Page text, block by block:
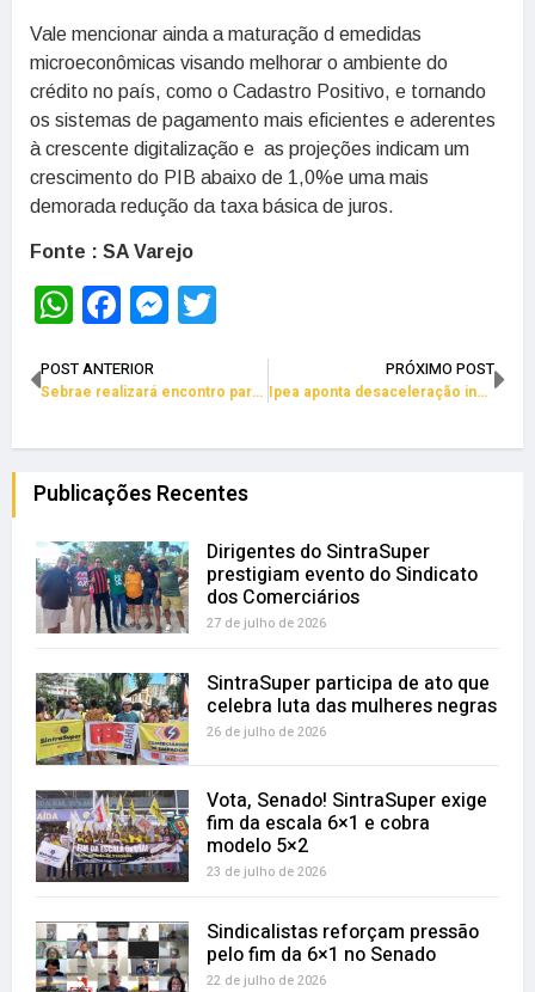
Vale mencionar ainda a maturação d emedidas
microeconômicas visando melhorar o ambiente do
crédito no país, como o Cadastro Positivo, e tornando
os sistemas de pagamento mais eficientes e aderentes
à crescente digitalização e as projeções indicam um
crescimento do PIB abaixo de 1,0%e uma mais
demorada redução da taxa básica de juros.
Fonte : SA Varejo
WhatsApp
Facebook
Messenger
POST ANTERIOR
Sebrae realizará encontro para fortalecer e empoderar mulheres empreendedoras
PRÓXIMO POST
Ipea aponta desaceleração inflacionaria para classe de baixa renda
Publicações Recentes
Dirigentes do SintraSuper
prestigiam evento do Sindicato
dos Comerciários
27 de julho de 2026
SintraSuper participa de ato que
celebra luta das mulheres negras
26 de julho de 2026
Vota, Senado! SintraSuper exige
fim da escala 6×1 e cobra
modelo 5×2
23 de julho de 2026
Sindicalistas reforçam pressão
pelo fim da 6×1 no Senado
22 de julho de 2026